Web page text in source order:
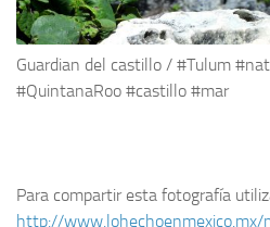
Guardian del castillo / #Tulum
#QuintanaRoo #castillo #mar
Para compartir esta fotografía
http://www.lohechoenmexico.mx/